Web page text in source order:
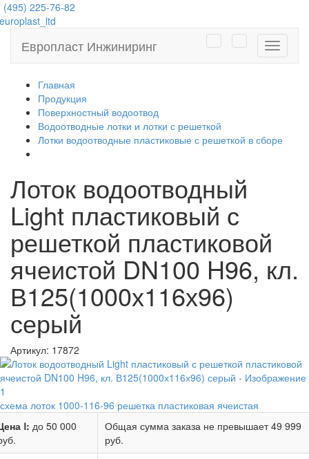
(495) 225-76-82
Европласт Инжиниринг
Главная
Продукция
Поверхностный водоотвод
Водоотводные лотки и лотки с решеткой
Лотки водоотводные пластиковые с решеткой в сборе
Лоток водоотводный
Light пластиковый с
решеткой пластиковой
ячеистой DN100 H96, кл.
В125(1000х116х96)
серый
Артикул: 17872
схема лоток 1000-116-96 решетка пластиковая ячеистая
Ⅰ: до 50 000
Общая сумма заказа не превышает49 999
руб.